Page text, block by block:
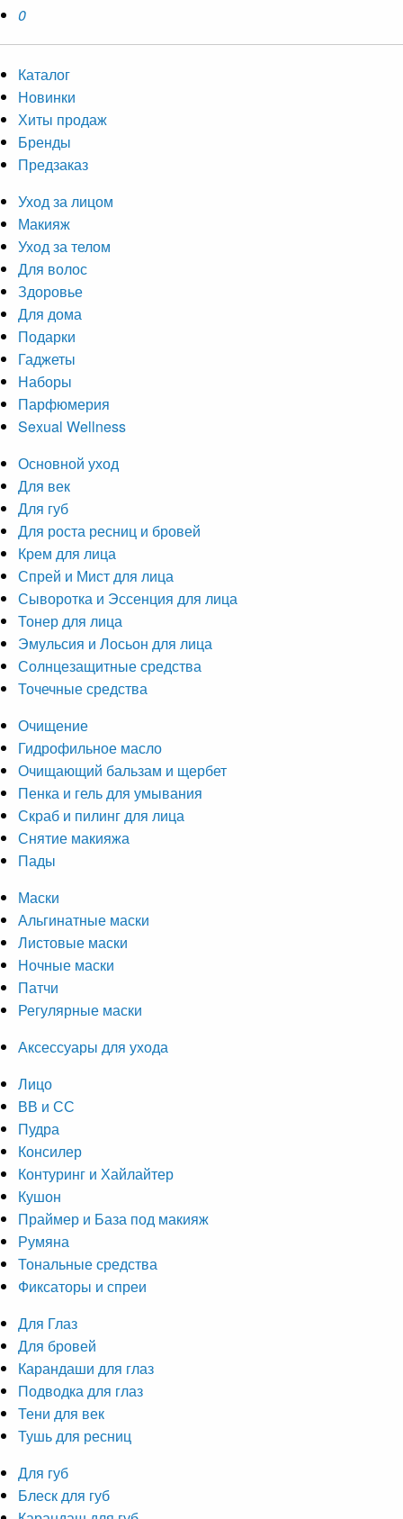
0
Каталог
Новинки
Хиты продаж
Бренды
Предзаказ
Уход за лицом
Макияж
Уход за телом
Для волос
Здоровье
Для дома
Подарки
Гаджеты
Наборы
Парфюмерия
Sexual Wellness
Основной уход
Для век
Для губ
Для роста ресниц и бровей
Крем для лица
Спрей и Мист для лица
Сыворотка и Эссенция для лица
Тонер для лица
Эмульсия и Лосьон для лица
Солнцезащитные средства
Точечные средства
Очищение
Гидрофильное масло
Очищающий бальзам и щербет
Пенка и гель для умывания
Скраб и пилинг для лица
Снятие макияжа
Пады
Маски
Альгинатные маски
Листовые маски
Ночные маски
Патчи
Регулярные маски
Аксессуары для ухода
Лицо
ВВ и СС
Пудра
Консилер
Контуринг и Хайлайтер
Кушон
Праймер и База под макияж
Румяна
Тональные средства
Фиксаторы и спреи
Для Глаз
Для бровей
Карандаши для глаз
Подводка для глаз
Тени для век
Тушь для ресниц
Для губ
Блеск для губ